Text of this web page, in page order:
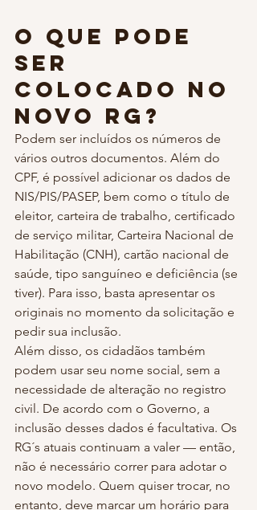
O que pode
ser
colocado no
novo RG?
Podem ser incluídos os números de
vários outros documentos. Além do
CPF, é possível adicionar os dados de
NIS/PIS/PASEP, bem como o título de
eleitor, carteira de trabalho, certificado
de serviço militar, Carteira Nacional de
Habilitação (CNH), cartão nacional de
saúde, tipo sanguíneo e deficiência (se
tiver). Para isso, basta apresentar os
originais no momento da solicitação e
pedir sua inclusão.
Além disso, os cidadãos também
podem usar seu nome social, sem a
necessidade de alteração no registro
civil. De acordo com o Governo, a
inclusão desses dados é facultativa. Os
RG´s atuais continuam a valer — então,
não é necessário correr para adotar o
novo modelo. Quem quiser trocar, no
entanto, deve marcar um horário para